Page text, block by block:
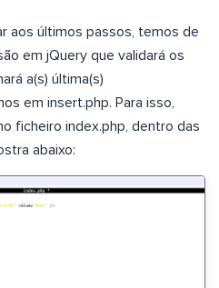
aos últimos passos, temos de
em jQuery que validará os
a(s) última(s)
em insert.php. Para isso,
ficheiro index.php, dentro das
abaixo: